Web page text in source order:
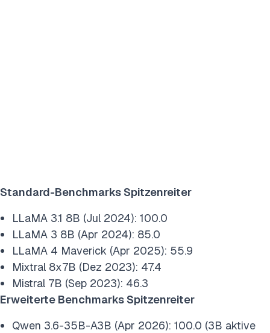
Standard-Benchmarks Spitzenreiter
LLaMA 3.1 8B (Jul 2024): 100.0
LLaMA 3 8B (Apr 2024): 85.0
LLaMA 4 Maverick (Apr 2025): 55.9
Mixtral 8x7B (Dez 2023): 47.4
Mistral 7B (Sep 2023): 46.3
Erweiterte Benchmarks Spitzenreiter
Qwen 3.6-35B-A3B (Apr 2026): 100.0 (3B aktive